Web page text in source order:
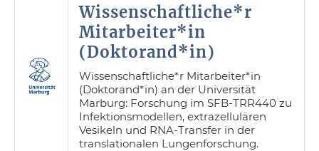
Wissenschaftliche*r
Mitarbeiter*in
(Doktorand*in)
Wissenschaftliche*r Mitarbeiter*in
(Doktorand*in) an der Universität
Marburg: Forschung im SFB-TRR440 zu
Infektionsmodellen, extrazellulären
Vesikeln und RNA-Transfer in der
translationalen Lungenforschung.